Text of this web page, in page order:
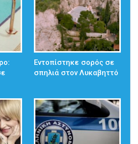
Εντοπίστηκε σορός σε
σπηλιά στον Λυκαβηττό